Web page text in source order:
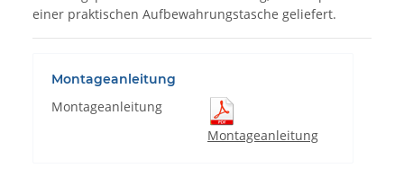
einer praktischen Aufbewahrungstasche geliefert.
Montageanleitung
Montageanleitung
Montageanleitung